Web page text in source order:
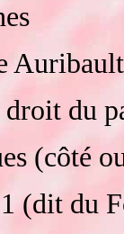
Auribault
du
(côté
(dit du